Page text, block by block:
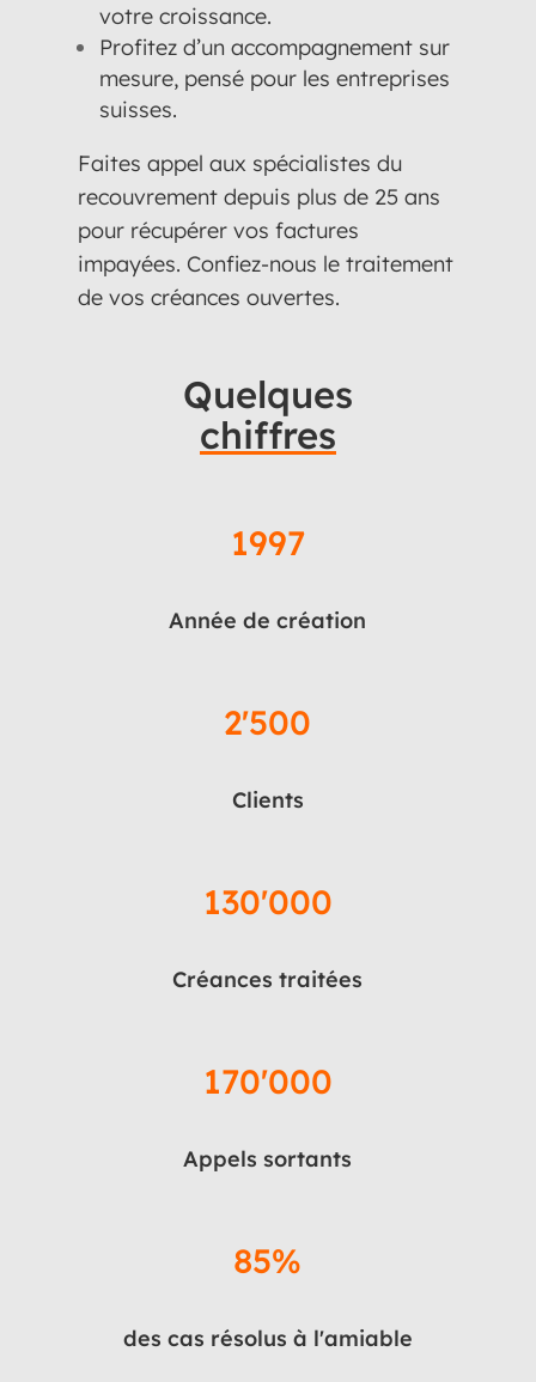
votre croissance.
Profitez d’un accompagnement sur
mesure, pensé pour les entreprises
suisses.
Faites appel aux spécialistes du
recouvrement depuis plus de 25 ans
pour récupérer vos factures
impayées. Confiez-nous le traitement
de vos créances ouvertes.
Quelques
chiffres
1997
Année de création
2'500
Clients
130'000
Créances traitées
170'000
Appels sortants
85%
des cas résolus à l'amiable